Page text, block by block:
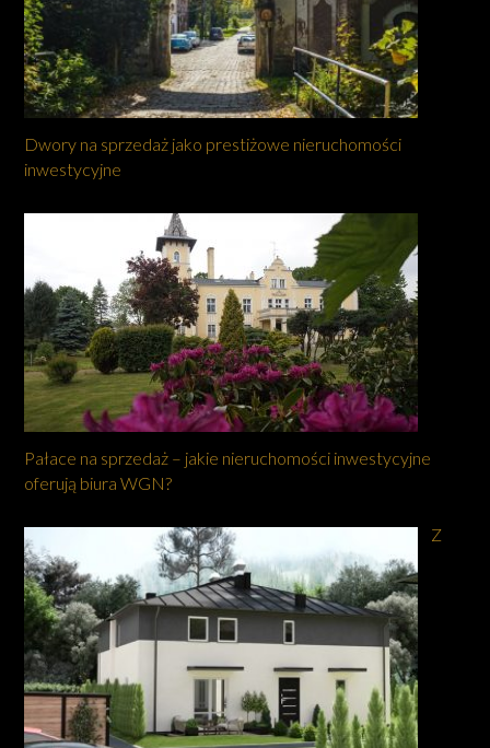
Dwory na sprzedaż jako prestiżowe nieruchomości
inwestycyjne
Pałace na sprzedaż – jakie nieruchomości inwestycyjne
oferują biura WGN?
Z